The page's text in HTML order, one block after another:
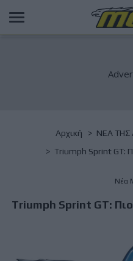
Παράκαμψη
προς
Αρχική NΕΑ ΤΗΣ
Triumph Sprint GT:
Νέα
Triumph Sprint GT: